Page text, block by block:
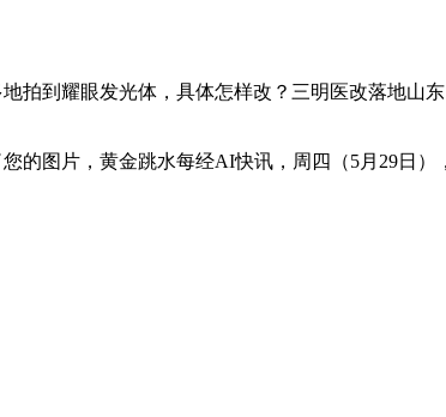
到耀眼发光体，具体怎样改？三明医改落地山
图片，黄金跳水每经AI快讯，周四（5月29日）